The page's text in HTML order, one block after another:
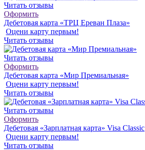
Читать отзывы
Оформить
Дебетовая карта «ТРЦ Ереван Плаза»
Оцени карту первым!
Читать отзывы
Читать отзывы
Оформить
Дебетовая карта «Мир Премиальная»
Оцени карту первым!
Читать отзывы
Читать отзывы
Оформить
Дебетовая «Зарплатная карта» Visa Classic
Оцени карту первым!
Читать отзывы